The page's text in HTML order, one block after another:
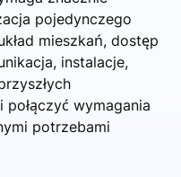
pojedynczego
mieszkań, dostęp
instalacje,
wymagania
potrzebami